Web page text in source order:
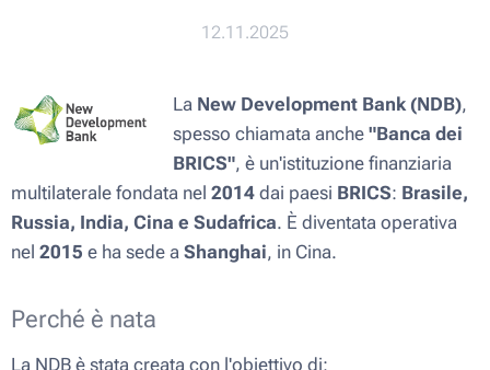
12.11.2025
La New Development Bank (NDB),
spesso chiamata anche "Banca dei
BRICS", è un'istituzione finanziaria
multilaterale fondata nel 2014 dai paesi BRICS: Brasile,
Russia, India, Cina e Sudafrica. È diventata operativa
nel 2015 e ha sede a Shanghai, in Cina.
Perché è nata
La NDB è stata creata con l'obiettivo di: